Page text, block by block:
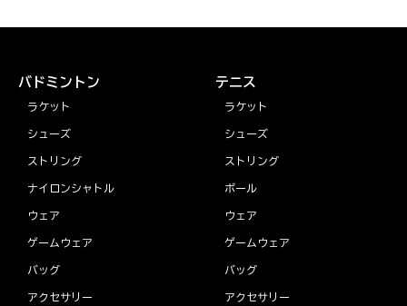
バドミントン
ラケット
シューズ
ストリング
ナイロンシャトル
ウェア
ゲームウェア
バッグ
アクセサリー
テニス
ラケット
シューズ
ストリング
ボール
ウェア
ゲームウェア
バッグ
アクセサリー